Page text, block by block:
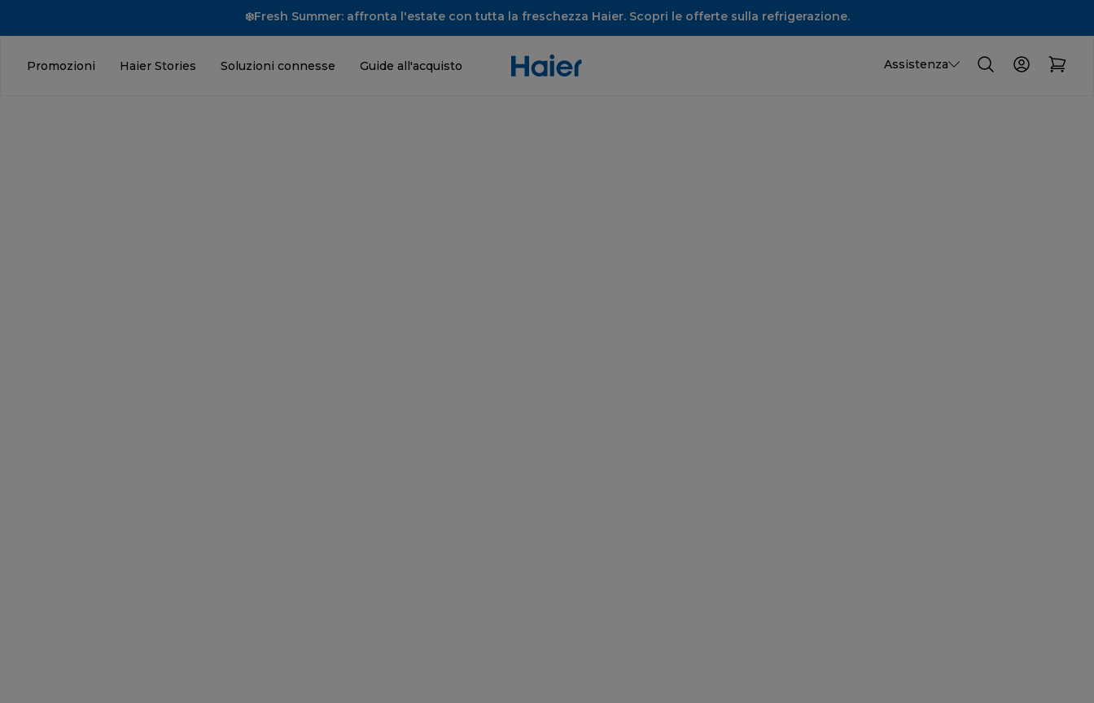
❄️Fresh Summer: affronta l'estate con tutta la freschezza Haier. Scopri le offerte sulla refrigerazione.
Promozioni Haier Stories Soluzioni connesse Guide all'acquisto Assistenza